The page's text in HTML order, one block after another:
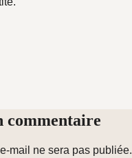
commentaire
mail ne sera pas publiée.